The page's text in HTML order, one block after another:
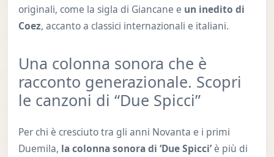
originali, come la sigla di Giancane e un inedito di
Coez, accanto a classici internazionali e italiani.
Una colonna sonora che è
racconto generazionale. Scopri
le canzoni di “Due Spicci”
Per chi è cresciuto tra gli anni Novanta e i primi
Duemila, la colonna sonora di ‘Due Spicci’è più di